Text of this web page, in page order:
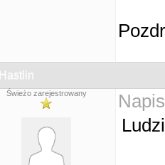
Hastlin
Świeżo zarejestrowany